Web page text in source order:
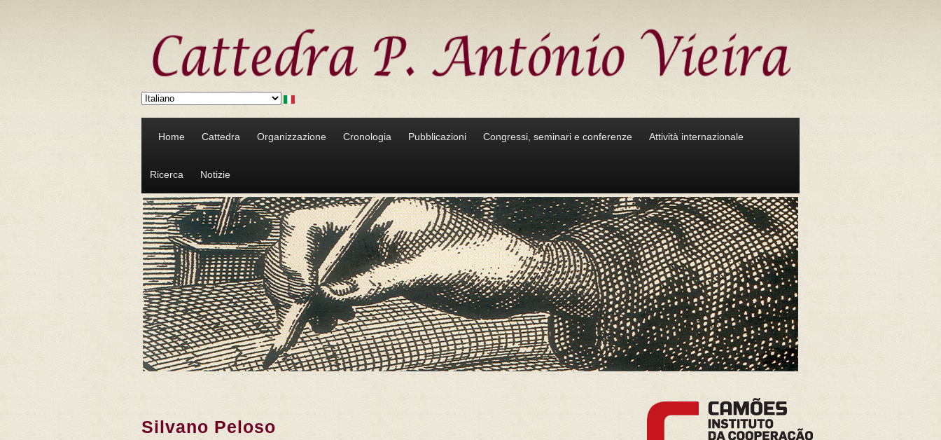
Home Cattedra Organizzazione Cronologia Pubblicazioni Congressi, seminari e conferenze Attività internazionale
Ricerca Notizie
Silvano Peloso